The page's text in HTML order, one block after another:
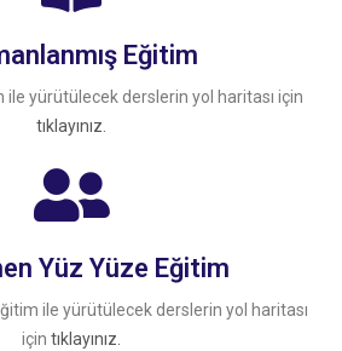
Eğitim
ile yürütülecek derslerin yol haritası için
tıklayınız.
Yüz Yüze Eğitim
ile yürütülecek derslerin yol haritası
için tıklayınız.